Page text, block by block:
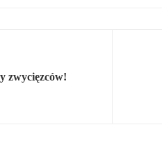
zwycięzców!